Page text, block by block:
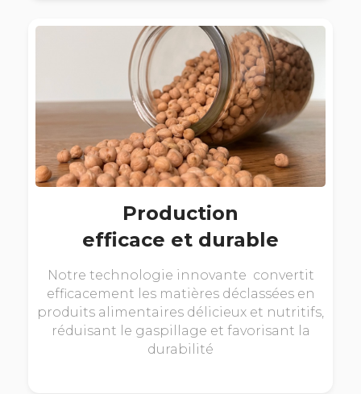
Production
efficace et durable
Notre technologie innovante convertit
efficacement les matières déclassées en
produits alimentaires délicieux et nutritifs,
réduisant le gaspillage et favorisant la
durabilité